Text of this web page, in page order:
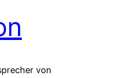
von